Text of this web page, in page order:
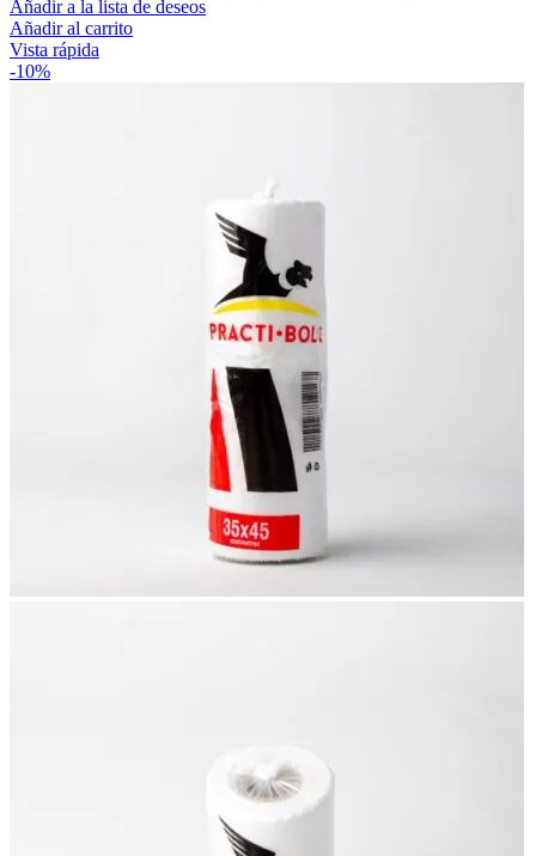
Añadir a la lista de deseos
Añadir al carrito
Vista rápida
-10%